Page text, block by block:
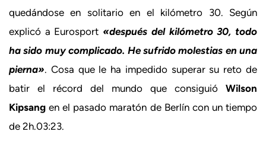
quedándose en solitario en el kilómetro 30. Según
explicó a Eurosport «después del kilómetro 30, todo
ha sido muy complicado. He sufrido molestias en una
pierna». Cosa que le ha impedido superar su reto de
batir el récord del mundo que consiguió Wilson
Kipsang en el pasado maratón de Berlín con un tiempo
de 2h.03:23.